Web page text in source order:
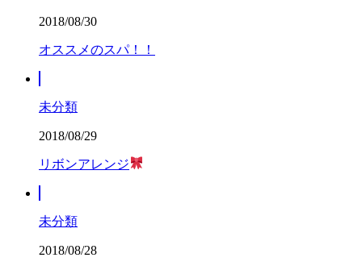
2018/08/30
オススメのスパ！！
未分類
2018/08/29
リボンアレンジ
未分類
2018/08/28